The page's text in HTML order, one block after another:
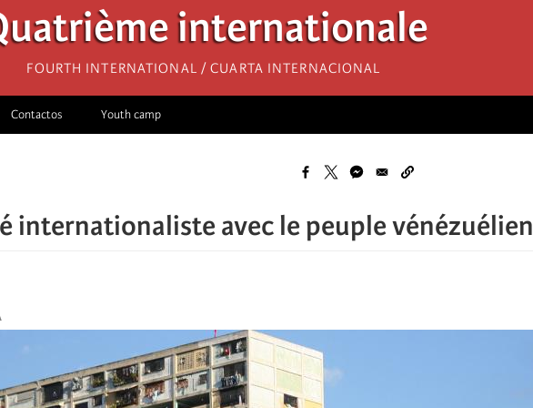
internationale
Fourth International / Cuarta Internacional
Contactos Youth camp
internationaliste avec le peuple vénézuélien